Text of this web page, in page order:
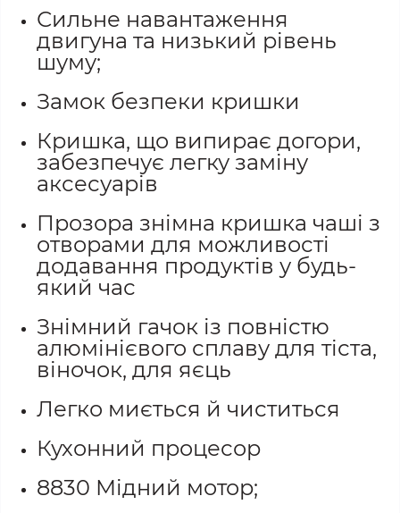
Сильне навантаження
двигуна та низький рівень
шуму;
Замок безпеки кришки
Кришка, що випирає догори,
забезпечує легку заміну
аксесуарів
Прозора знімна кришка чаші з
отворами для можливості
додавання продуктів у будь-
який час
Знімний гачок із повністю
алюмінієвого сплаву для тіста,
віночок, для яєць
Легко миється й чиститься
Кухонний процесор
8830 Мідний мотор;